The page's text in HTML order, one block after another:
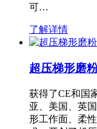
可…
了解详情
超压梯形磨
获得了CE和国
亚、美国、英
形工作面、柔